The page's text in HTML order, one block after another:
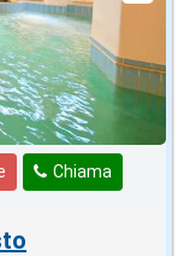
Chiama